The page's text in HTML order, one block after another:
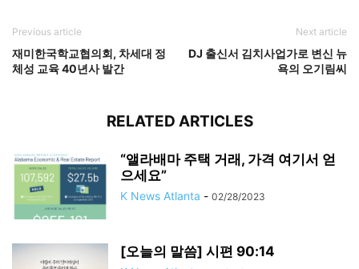
Previous article
재미한국학교협의회, 차세대 정
체성 교육 40년사 발간
Next article
DJ 출신서 김치사업가로 변신 뉴
욕의 오기림씨
RELATED ARTICLES
“앨라배마 주택 거래, 가격 여기서 얻
으세요”
K News Atlanta - 02/28/2023
[오늘의 말씀] 시편 90:14